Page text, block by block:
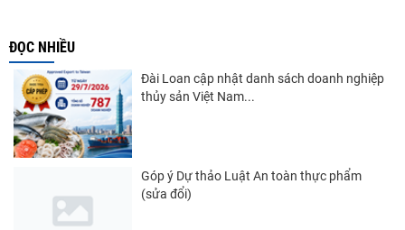
ĐỌC NHIỀU
Đài Loan cập nhật danh sách doanh nghiệp
thủy sản Việt Nam...
Góp ý Dự thảo Luật An toàn thực phẩm
(sửa đổi)